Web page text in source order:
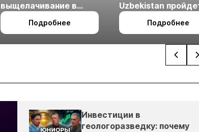
выщелачивание в
холодном климате
Подробнее
Uzbekistan
27 по 29 октября в
Ташкент
Подробнее
Инвестиции в
геологоразведку: почему